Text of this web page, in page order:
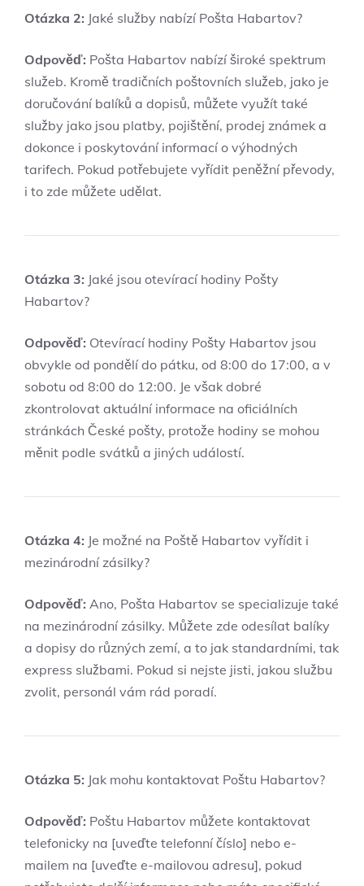
Otázka 2: Jaké služby nabízí Pošta Habartov?
Odpověď: Pošta Habartov nabízí široké spektrum
služeb. Kromě tradičních poštovních služeb, jako je
doručování balíků a dopisů, můžete využít také
služby jako jsou platby, pojištění, prodej známek a
dokonce i poskytování informací o výhodných
tarifech. Pokud potřebujete vyřídit peněžní převody,
i to zde můžete udělat.
Otázka 3: Jaké jsou otevírací hodiny Pošty
Habartov?
Odpověď: Otevírací hodiny Pošty Habartov jsou
obvykle od pondělí do pátku, od 8:00 do 17:00, a v
sobotu od 8:00 do 12:00. Je však dobré
zkontrolovat aktuální informace na oficiálních
stránkách České pošty, protože hodiny se mohou
měnit podle svátků a jiných událostí.
Otázka 4: Je možné na Poště Habartov vyřídit i
mezinárodní zásilky?
Odpověď: Ano, Pošta Habartov se specializuje také
na mezinárodní zásilky. Můžete zde odesílat balíky
a dopisy do různých zemí, a to jak standardními, tak
express službami. Pokud si nejste jisti, jakou službu
zvolit, personál vám rád poradí.
Otázka 5: Jak mohu kontaktovat Poštu Habartov?
Odpověď: Poštu Habartov můžete kontaktovat
telefonicky na [uveďte telefonní číslo] nebo e-
mailem na [uveďte e-mailovou adresu], pokud